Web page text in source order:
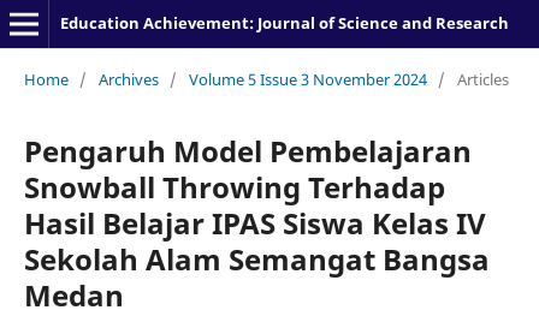
Education Achievement: Journal of Science and Research
Home / Archives / Volume 5 Issue 3 November 2024 / Articles
Pengaruh Model Pembelajaran
Snowball Throwing Terhadap
Hasil Belajar IPAS Siswa Kelas IV
Sekolah Alam Semangat Bangsa
Medan